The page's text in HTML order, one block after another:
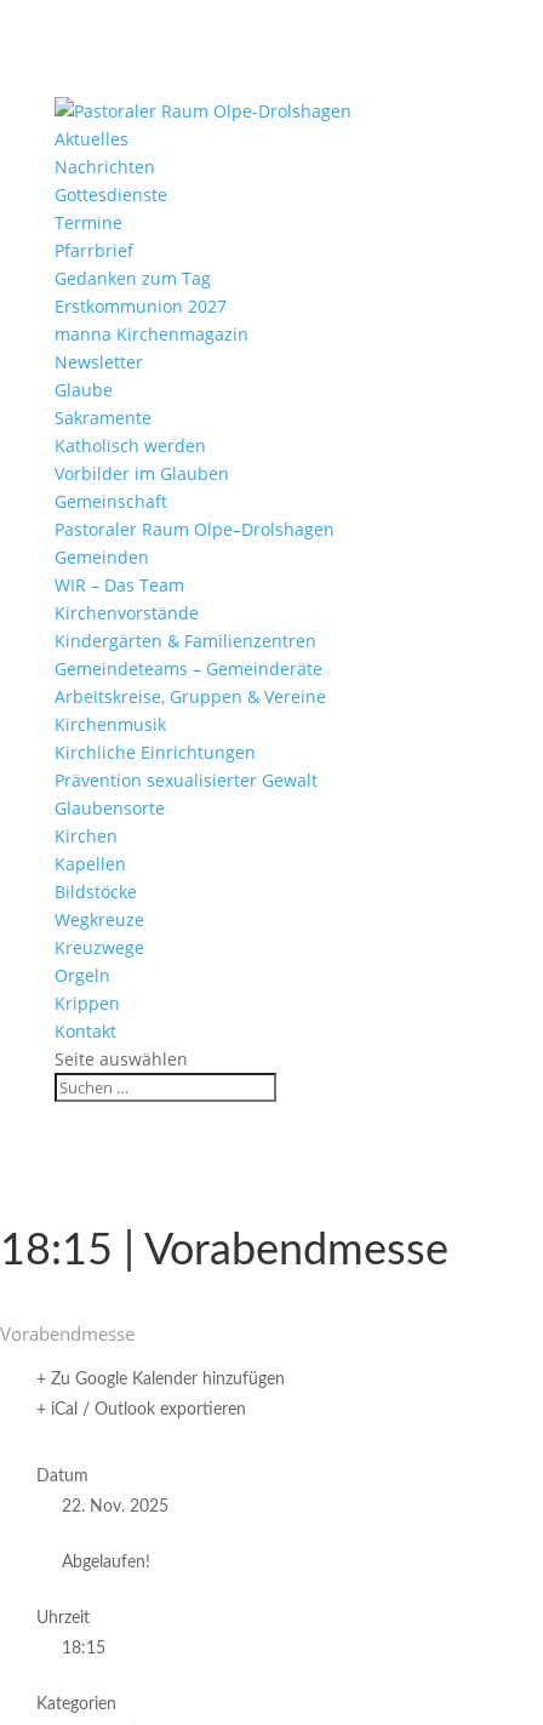
Aktu­elles
Nach­richten
Gottes­dienste
Termine
Pfarr­brief
Gedanken zum Tag
Erst­kom­mu­nion 2027
manna Kirchen­ma­gazin
News­letter
Glaube
Sakra­mente
Katho­lisch werden
Vorbilder im Glauben
Gemein­schaft
Pasto­raler Raum Olpe–Drolshagen
Gemeinden
WIR – Das Team
Kirchen­vor­stände
Kinder­gärten & Familienzentren
Gemein­de­teams – Gemeinderäte
Arbeits­kreise, Gruppen & Vereine
Kirchen­musik
Kirch­liche Einrichtungen
Präven­tion sexua­li­sierter Gewalt
Glau­ben­s­orte
Kirchen
Kapellen
Bild­stöcke
Wegkreuze
Kreuz­wege
Orgeln
Krippen
Kontakt
Seite auswählen
18:15 | Vorabendmesse
Vorabend­messe
+ Zu Google Kalender hinzufügen
+ iCal / Outlook exportieren
Datum
22. Nov. 2025
Abgelaufen!
Uhrzeit
18:15
Kategorien